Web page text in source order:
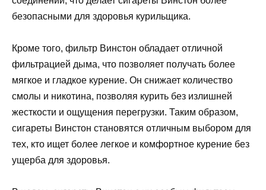
безопасными для здоровья курильщика.
Кроме того, фильтр Винстон обладает отличной
фильтрацией дыма, что позволяет получать более
мягкое и гладкое курение. Он снижает количество
смолы и никотина, позволяя курить без излишней
жесткости и ощущения перегрузки. Таким образом,
сигареты Винстон становятся отличным выбором для
тех, кто ищет более легкое и комфортное курение без
ущерба для здоровья.